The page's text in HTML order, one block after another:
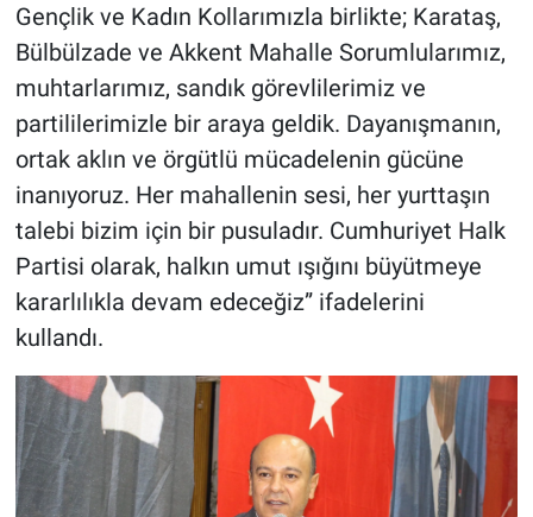
Gençlik ve Kadın Kollarımızla birlikte; Karataş,
Bülbülzade ve Akkent Mahalle Sorumlularımız,
muhtarlarımız, sandık görevlilerimiz ve
partililerimizle bir araya geldik. Dayanışmanın,
ortak aklın ve örgütlü mücadelenin gücüne
inanıyoruz. Her mahallenin sesi, her yurttaşın
talebi bizim için bir pusuladır. Cumhuriyet Halk
Partisi olarak, halkın umut ışığını büyütmeye
kararlılıkla devam edeceğiz” ifadelerini
kullandı.